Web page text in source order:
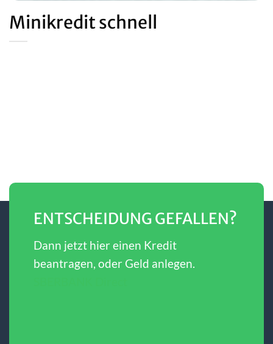
Minikredit schnell
ENTSCHEIDUNG GEFALLEN?
Dann jetzt hier einen Kredit
beantragen, oder Geld anlegen.